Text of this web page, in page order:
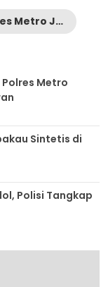
Polres Metro Jakarta Barat
Metro
Sintetis di
Polisi Tangkap